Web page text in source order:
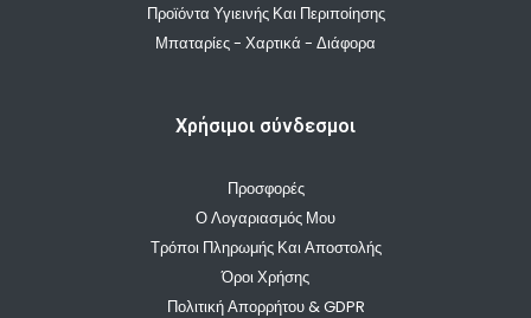
Προϊόντα Υγιεινής Και Περιποίησης
Μπαταρίες - Χαρτικά - Διάφορα
Χρήσιμοι σύνδεσμοι
Προσφορές
Ο Λογαριασμός Μου
Τρόποι Πληρωμής Και Αποστολής
Όροι Χρήσης
Πολιτική Απορρήτου & GDPR